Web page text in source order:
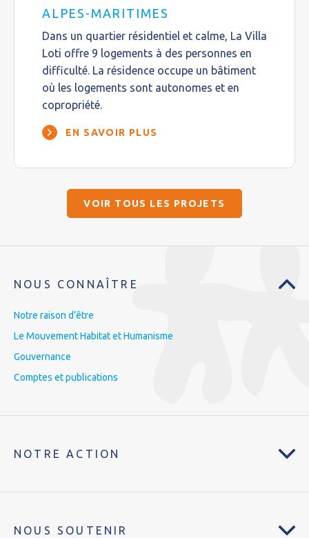
ALPES-MARITIMES
Dans un quartier résidentiel et calme, La Villa
Loti offre 9 logements à des personnes en
difficulté. La résidence occupe un bâtiment
où les logements sont autonomes et en
copropriété.
EN SAVOIR PLUS
VOIR TOUS LES PROJETS
NOUS CONNAÎTRE
Notre raison d’être
Le Mouvement Habitat et Humanisme
Gouvernance
Comptes et publications
NOTRE ACTION
NOUS SOUTENIR